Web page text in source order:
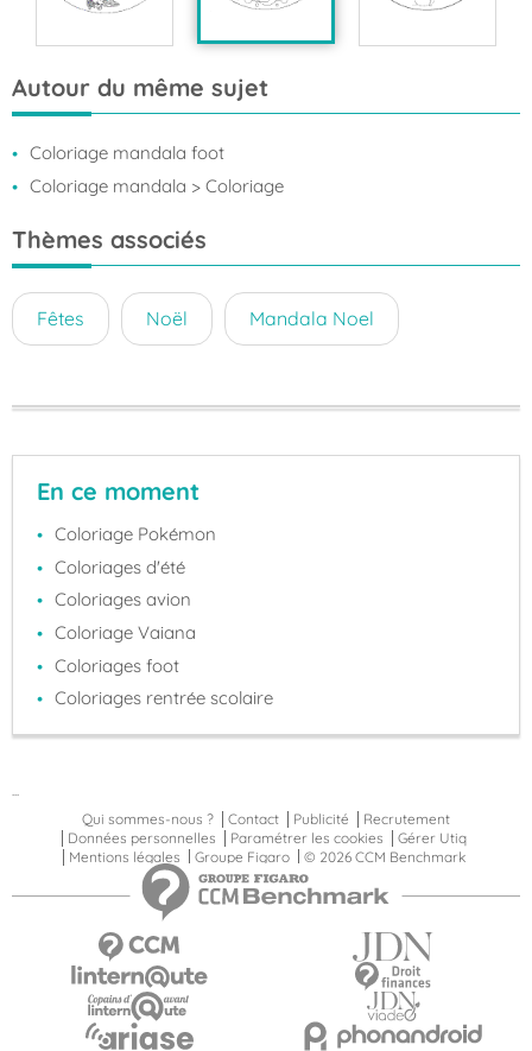
Autour du même sujet
Coloriage mandala foot
Coloriage mandala > Coloriage
Thèmes associés
Fêtes Noël Mandala Noel
En ce moment
Coloriage Pokémon
Coloriages d'été
Coloriages avion
Coloriage Vaiana
Coloriages foot
Coloriages rentrée scolaire
Qui sommes-nous ?
Contact Publicité
Recrutement
Données personnelles
Paramétrer les cookies
Gérer Utiq
Mentions légales
Groupe Figaro © 2026 CCM Benchmark